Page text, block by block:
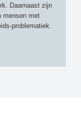
Daarnaast zijn
mensen met
problematiek.